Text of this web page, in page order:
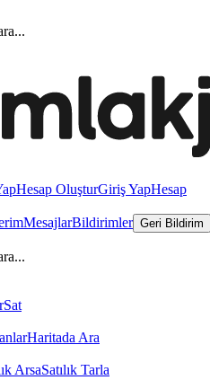
Hesap OluşturGiriş YapHesap
MesajlarBildirimler Geri Bildirim
Sat
Haritada Ara
ArsaSatılık Tarla